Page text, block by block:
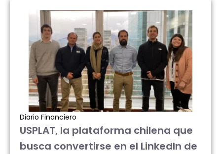
Diario Financiero
USPLAT, la plataforma chilena que
busca convertirse en el LinkedIn de